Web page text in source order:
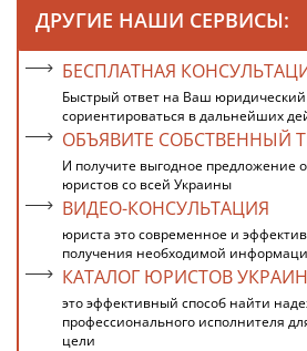
ДРУГИЕ НАШИ СЕРВИСЫ:
БЕСПЛАТНАЯ
Быстрый ответ на Ваш
сориентироваться в дальнейших
ОБЪЯВИТЕ СОБСТВЕННЫЙ
И получите выгодное предложение
юристов со всей Украины
ВИДЕО-КОНСУЛЬТАЦИЯ
юриста это современное и
получения необходимой
КАТАЛОГ ЮРИСТОВ
это эффективный способ найти
профессионального исполнителя
цели